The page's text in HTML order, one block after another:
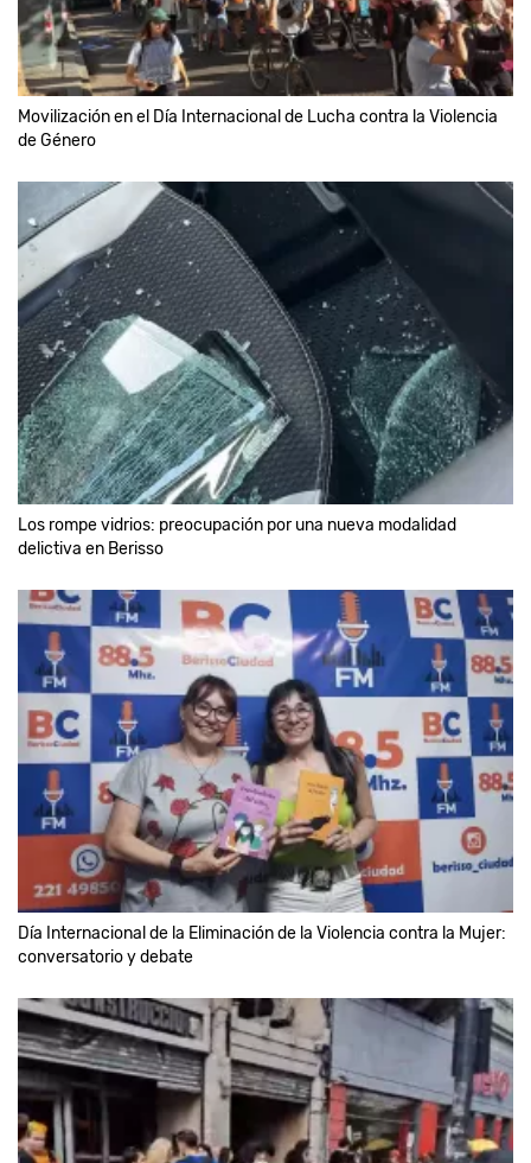
Movilización en el Día Internacional de Lucha contra la Violencia
de Género
Los rompe vidrios: preocupación por una nueva modalidad
delictiva en Berisso
Día Internacional de la Eliminación de la Violencia contra la Mujer:
conversatorio y debate